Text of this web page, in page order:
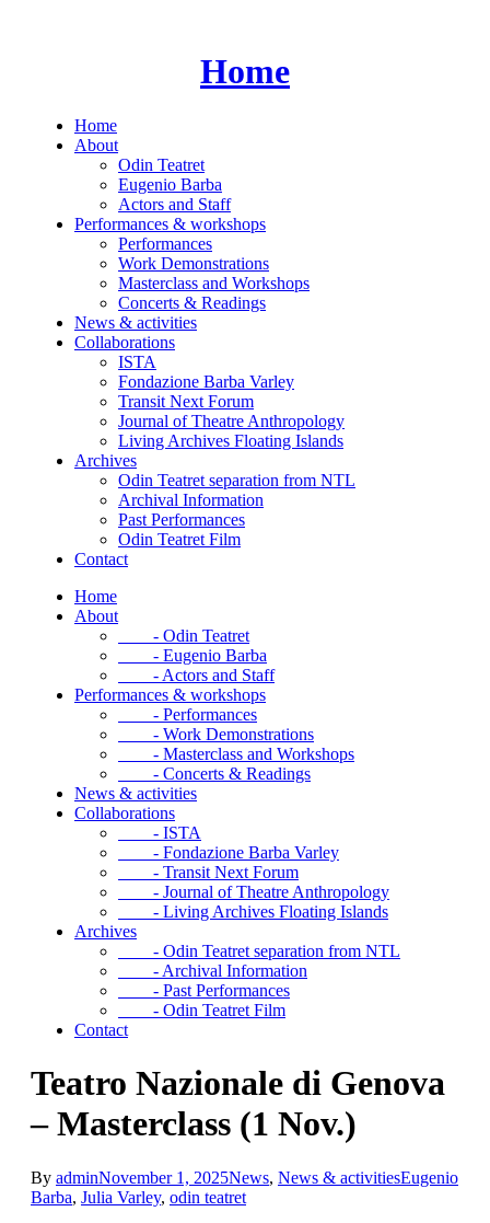
Home
Home
About
Odin Teatret
Eugenio Barba
Actors and Staff
Performances & workshops
Performances
Work Demonstrations
Masterclass and Workshops
Concerts & Readings
News & activities
Collaborations
ISTA
Fondazione Barba Varley
Transit Next Forum
Journal of Theatre Anthropology
Living Archives Floating Islands
Archives
Odin Teatret separation from NTL
Archival Information
Past Performances
Odin Teatret Film
Contact
Home
About
- Odin Teatret
- Eugenio Barba
- Actors and Staff
Performances & workshops
- Performances
- Work Demonstrations
- Masterclass and Workshops
- Concerts & Readings
News & activities
Collaborations
- ISTA
- Fondazione Barba Varley
- Transit Next Forum
- Journal of Theatre Anthropology
- Living Archives Floating Islands
Archives
- Odin Teatret separation from NTL
- Archival Information
- Past Performances
- Odin Teatret Film
Contact
Teatro Nazionale di Genova
– Masterclass (1 Nov.)
By adminNovember 1, 2025News, News & activitiesEugenio
Barba, Julia Varley, odin teatret